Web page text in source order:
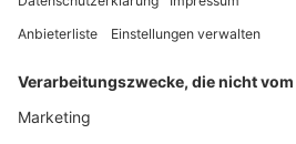
Partnerveranstaltungen
Globale Partnerveranstaltungen
boot